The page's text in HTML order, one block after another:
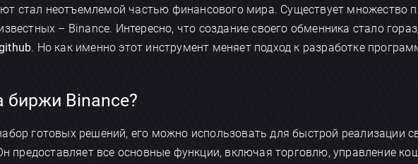
стал неотъемлемой частью финансового мира. Существует множество
– Binance. Интересно, что создание своего обменника стало
. Но как именно этот инструмент меняет подход к разработке
биржи Binance?
готовых решений, его можно использовать для быстрой реализации
предоставляет все основные функции, включая торговлю, управление